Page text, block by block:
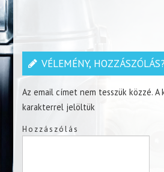
VÉLEMÉNY, HOZZÁSZÓLÁS?
Az email címet nem tesszük közzé. A
karakterrel jelöltük
Hozzászólás